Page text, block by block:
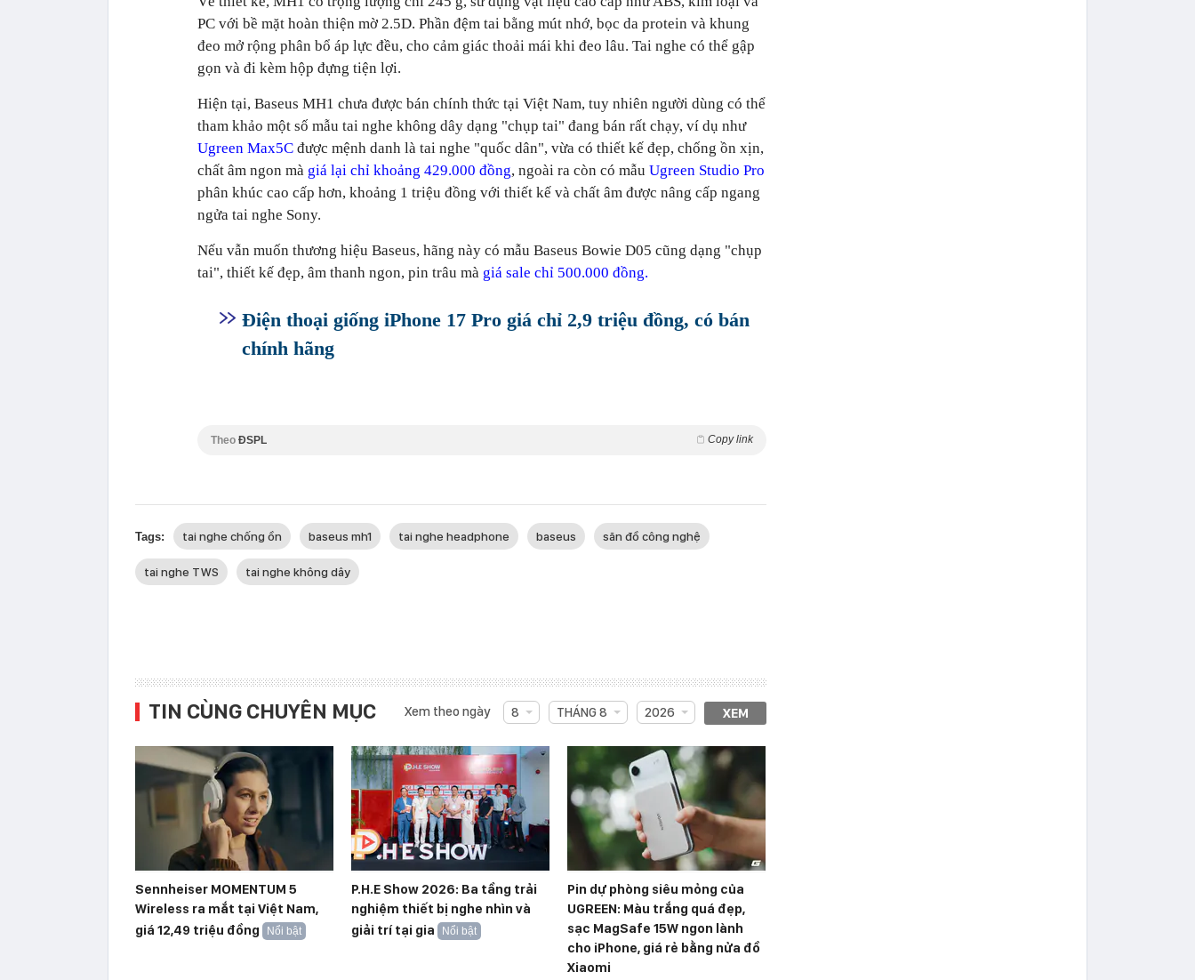
PC với bề mặt hoàn thiện mờ 2.5D. Phần đệm tai bằng mút nhớ, bọc da protein và khung
đeo mở rộng phân bổ áp lực đều, cho cảm giác thoải mái khi đeo lâu. Tai nghe có thể gập
gọn và đi kèm hộp đựng tiện lợi.
Hiện tại, Baseus MH1 chưa được bán chính thức tại Việt Nam, tuy nhiên người dùng có thể
tham khảo một số mẫu tai nghe không dây dạng "chụp tai" đang bán rất chạy, ví dụ như
Ugreen Max5C được mệnh danh là tai nghe "quốc dân", vừa có thiết kế đẹp, chống ồn xịn,
chất âm ngon mà giá lại chỉ khoảng 429.000 đồng, ngoài ra còn có mẫu Ugreen Studio Pro
phân khúc cao cấp hơn, khoảng 1 triệu đồng với thiết kế và chất âm được nâng cấp ngang
ngửa tai nghe Sony.
Nếu vẫn muốn thương hiệu Baseus, hãng này có mẫu Baseus Bowie D05 cũng dạng "chụp
tai", thiết kế đẹp, âm thanh ngon, pin trâu mà giá sale chỉ 500.000 đồng.
Điện thoại giống iPhone 17 Pro giá chỉ 2,9 triệu đồng, có bán
chính hãng
Theo ĐSPL Copy link
Tags: tai nghe chống ồn baseus mh1 tai nghe headphone baseus săn đồ công nghệ
tai nghe TWS tai nghe không dây
TIN CÙNG CHUYÊN MỤC Xem theo ngày 8 THÁNG 8 2026 XEM
Sennheiser MOMENTUM 5
Wireless ra mắt tại Việt Nam,
giá 12,49 triệu đồng
Nổi bật
P.H.E Show 2026: Ba tầng trải
nghiệm thiết bị nghe nhìn và
giải trí tại gia
Nổi bật
Pin dự phòng siêu mỏng của
UGREEN: Màu trắng quá đẹp,
sạc MagSafe 15W ngon lành
cho iPhone, giá rẻ bằng nửa đồ
Xiaomi